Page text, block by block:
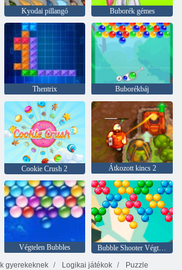
Kyodai pillangó Buborék gémes
Thentrix Buborékbáj
Cookie Crush 2 Átkozott kincs 2
Végtelen Bubbles
Bubble Shooter Végtelen
gyerekeknek Logikai játékok
Puzzle